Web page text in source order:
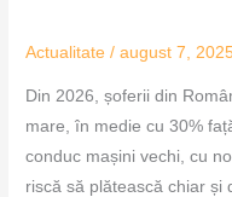
Actualitate /august 7,
Din 2026, șoferii din
mare, în medie cu 30%
conduc mașini vechi, cu
riscă să plătească chiar și